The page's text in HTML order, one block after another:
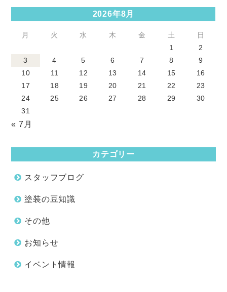
2026年8月
月 火 水 木 金 土
日
1
2
3
4 5 6 7 8
9
10
11 12 13 14 15
16
17
18 19 20 21 22
23
24
25 26 27 28 29
30
31
« 7月
カテゴリー
スタッフブログ
塗装の豆知識
その他
お知らせ
イベント情報